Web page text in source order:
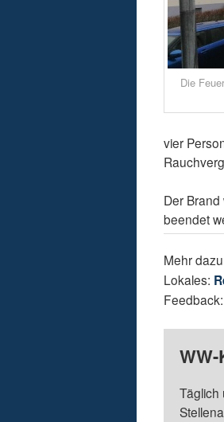
Die
vier
Der
beendet
Mehr
Lokales:
Feedback:
Täglich